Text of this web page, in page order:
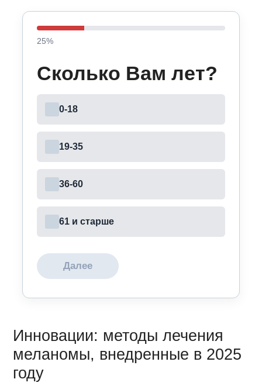
25%
Сколько Вам лет?
0-18
19-35
36-60
61 и старше
Далее
Инновации: методы лечения
меланомы, внедренные в 2025
году